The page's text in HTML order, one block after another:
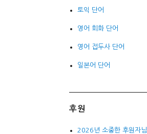
토익 단어
영어 회화 단어
영어 접두사 단어
일본어 단어
후원
2026년 소중한 후원자님